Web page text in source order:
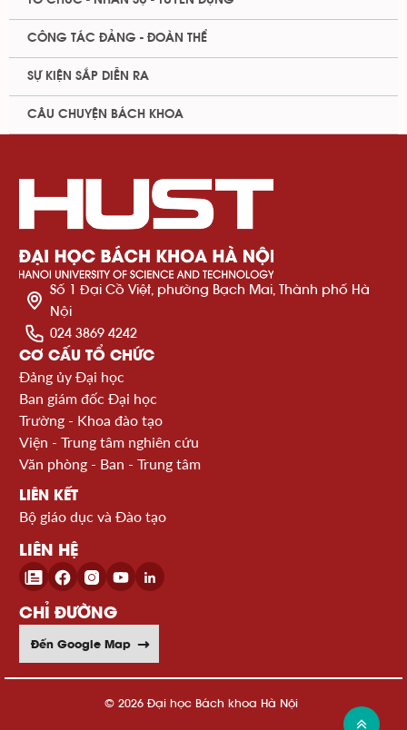
CÔNG TÁC ĐẢNG - ĐOÀN THỂ
SỰ KIỆN SẮP DIỄN RA
CÂU CHUYỆN BÁCH KHOA
Số 1 Đại Cồ Việt, phường Bạch Mai, Thành phố Hà
Nội
024 3869 4242
CƠ CẤU TỔ CHỨC
Đảng ủy Đại học
Ban giám đốc Đại học
Trường - Khoa đào tạo
Viện - Trung tâm nghiên cứu
Văn phòng - Ban - Trung tâm
LIÊN KẾT
Bộ giáo dục và Đào tạo
LIÊN HỆ
CHỈ ĐƯỜNG
Đến Google Map
© 2026 Đại học Bách khoa Hà Nội